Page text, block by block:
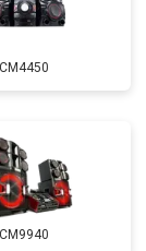
CM4450
CM9940